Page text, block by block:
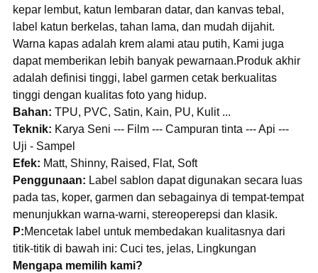
kepar lembut, katun lembaran datar, dan kanvas tebal,
label katun berkelas, tahan lama, dan mudah dijahit.
Warna kapas adalah krem ​​alami atau putih, Kami juga
dapat memberikan lebih banyak pewarnaan.Produk akhir
adalah definisi tinggi, label garmen cetak berkualitas
tinggi dengan kualitas foto yang hidup.
Bahan: TPU, PVC, Satin, Kain, PU, ​​Kulit ...
Teknik: Karya Seni --- Film --- Campuran tinta --- Api ---
Uji - Sampel
Efek: Matt, Shinny, Raised, Flat, Soft
Penggunaan: Label sablon dapat digunakan secara luas
pada tas, koper, garmen dan sebagainya di tempat-tempat
menunjukkan warna-warni, stereoperepsi dan klasik.
P:Mencetak label untuk membedakan kualitasnya dari
titik-titik di bawah ini: Cuci tes, jelas, Lingkungan
Mengapa memilih kami?